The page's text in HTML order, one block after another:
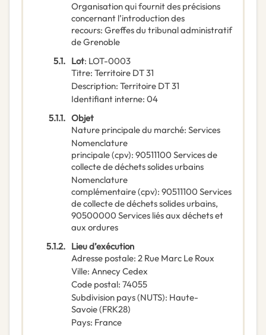
Organisation qui fournit des précisions
concernant l’introduction des
recours: Greffes du tribunal administratif
de Grenoble
5.1. Lot: LOT-0003
Titre: Territoire DT 31
Description: Territoire DT 31
Identifiant interne: 04
5.1.1. Objet
Nature principale du marché: Services
Nomenclature
principale(cpv): 90511100 Services de
collecte de déchets solides urbains
Nomenclature
complémentaire(cpv): 90511100 Services
de collecte de déchets solides urbains,
90500000 Services liés aux déchets et
aux ordures
5.1.2. Lieu d’exécution
Adresse postale: 2 Rue Marc Le Roux
Ville: Annecy Cedex
Code postal: 74055
Subdivision pays (NUTS): Haute-
Savoie(FRK28)
Pays: France